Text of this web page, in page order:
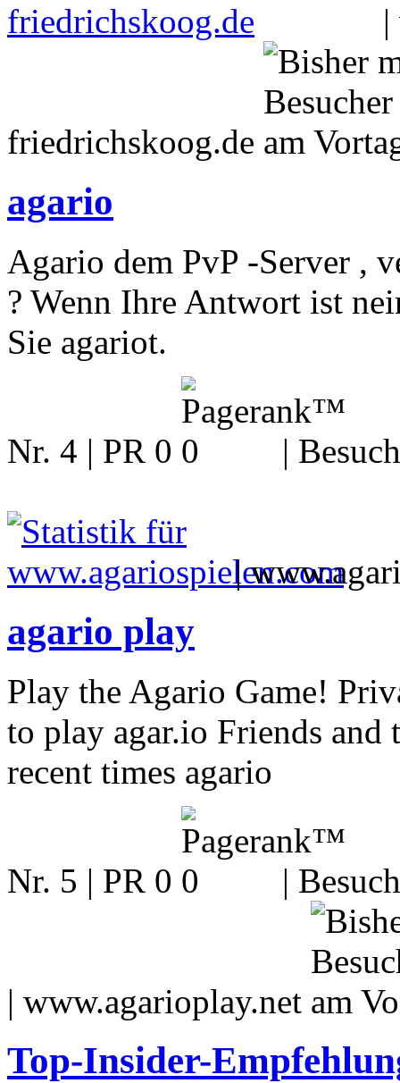
|
friedrichskoog.de
agario
Agario dem PvP -Server ,
? Wenn Ihre Antwort ist
Sie agariot.
Nr. 4 | PR 0 |
|
agario play
Play the Agario Game!
to play agar.io Friends
recent times agario
Nr. 5 | PR 0 |
| www.agarioplay.net
Top-Insider-